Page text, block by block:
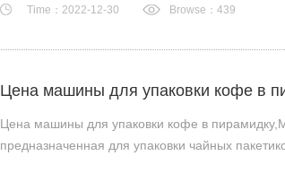
Time：2022-12-30 Browse：439
Цена машины для упаковки кофе в
Цена машины для упаковки кофе в
предназначенная для упаковки чайных